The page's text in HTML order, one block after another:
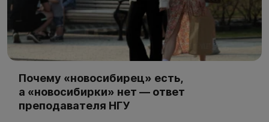
Почему «новосибирец» есть,
а «новосибирки» нет — ответ
преподавателя НГУ